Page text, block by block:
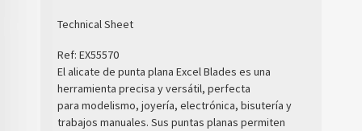
Technical Sheet
Ref: EX55570
El alicate de punta plana Excel Blades es una
herramienta precisa y versátil, perfecta
paramodelismo, joyería, electrónica, bisutería y
trabajos manuales. Sus puntas planas permiten